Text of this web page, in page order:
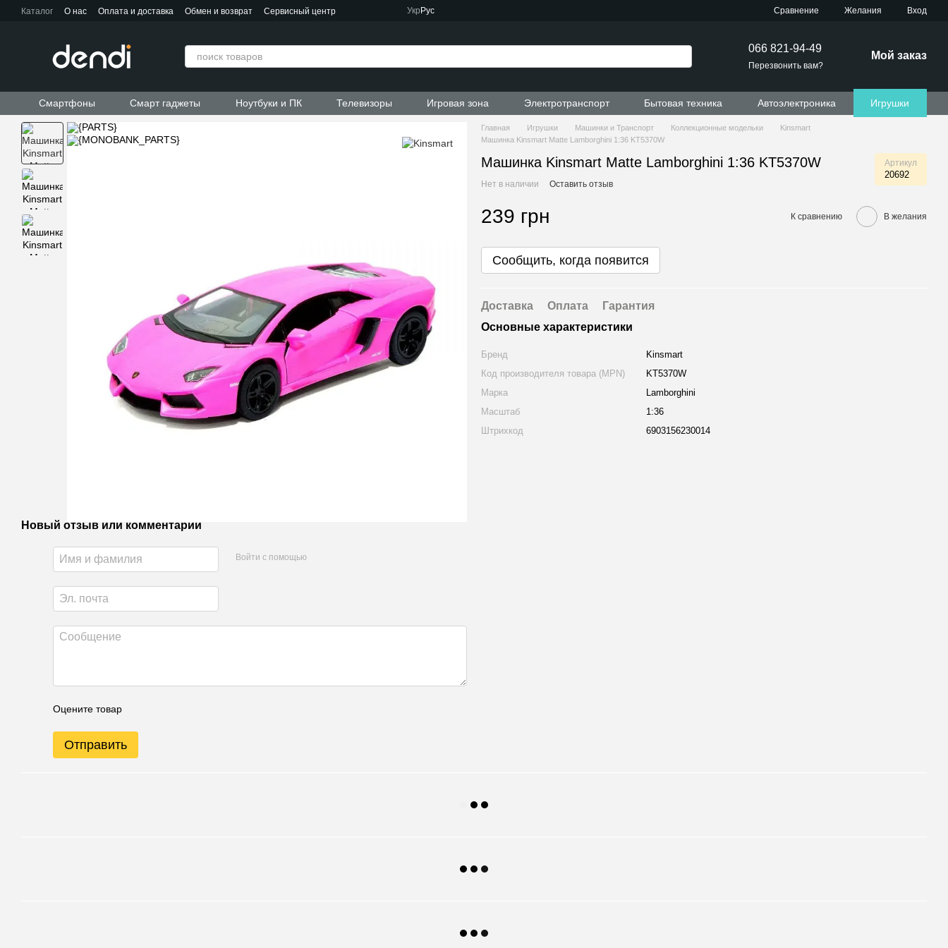
Перейти к основному контенту
Каталог О нас Оплата и доставка Обмен и возврат
Сервисный центр
Укр Рус Сравнение Желания Вход
066 821-94-49
Перезвонить вам?
Мой заказ
Смартфоны Смарт гаджеты Ноутбуки и ПК Телевизоры Игровая зона Электротранспорт Бытовая техника Автоэлектроника Игрушки
Новый отзыв или комментарий
Войти с помощью
Оцените товар
Отправить
Главная Игрушки Машинки и Транспорт Коллекционные модельки
Kinsmart
Машинка Kinsmart Matte Lamborghini 1:36 KT5370W
Машинка Kinsmart Matte Lamborghini 1:36 KT5370W Артикул
20692
Нет в наличии Оставить отзыв
239 грн К сравнению В желания
Сообщить, когда появится
Доставка Оплата
Гарантия
Основные характеристики
Бренд
Kinsmart
Код производителя товара (MPN)
KT5370W
Марка
Lamborghini
Масштаб
1:36
Штрихкод
6903156230014